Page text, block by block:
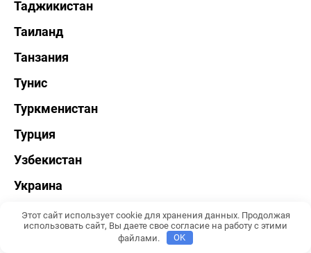
Таджикистан
Таиланд
Танзания
Тунис
Туркменистан
Турция
Узбекистан
Украина
Филиппины
Этот сайт использует cookie для хранения данных. Продолжая
использовать сайт, Вы даете свое согласие на работу с этими
файлами.
OK